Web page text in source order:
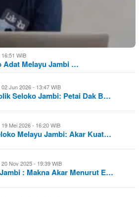
WIB
Adat Melayu Jambi …
02 Jun 2026 - 13:47 WIB
Seloko Jambi: Petai Dak B…
19 Mei 2026 - 16:20 WIB
Melayu Jambi: Akar Kuat…
20 Nov 2025 - 19:39 WIB
: Makna Akar Menurut E…